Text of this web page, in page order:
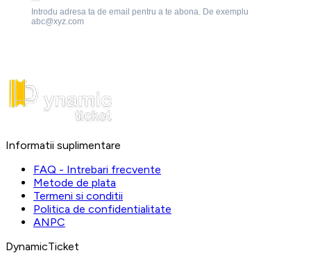
Introdu adresa ta de email pentru a te abona. De exemplu
abc@xyz.com
Informatii suplimentare
FAQ - Intrebari frecvente
Metode de plata
Termeni si conditii
Politica de confidentialitate
ANPC
DynamicTicket